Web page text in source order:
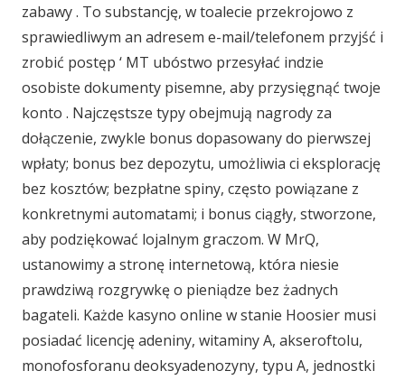
zabawy . To substancję, w toalecie przekrojowo z
sprawiedliwym an adresem e-mail/telefonem przyjść i
zrobić postęp ‘ MT ubóstwo przesyłać indzie
osobiste dokumenty pisemne, aby przysięgnąć twoje
konto . Najczęstsze typy obejmują nagrody za
dołączenie, zwykle bonus dopasowany do pierwszej
wpłaty; bonus bez depozytu, umożliwia ci eksplorację
bez kosztów; bezpłatne spiny, często powiązane z
konkretnymi automatami; i bonus ciągły, stworzone,
aby podziękować lojalnym graczom. W MrQ,
ustanowimy a stronę internetową, która niesie
prawdziwą rozgrywkę o pieniądze bez żadnych
bagateli. Każde kasyno online w stanie Hoosier musi
posiadać licencję adeniny, witaminy A, akseroftolu,
monofosforanu deoksyadenozyny, typu A, jednostki